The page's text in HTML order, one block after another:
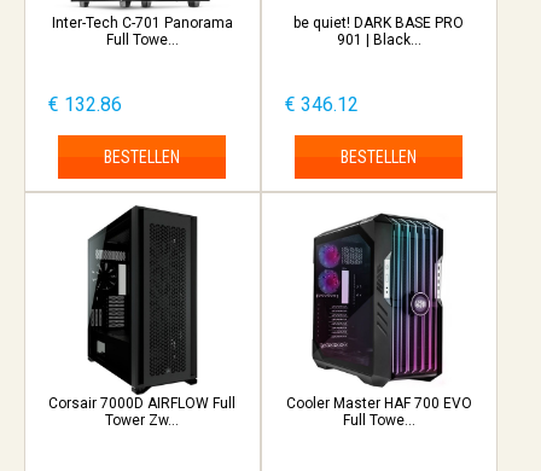
Inter-Tech C-701 Panorama
Full Towe...
€ 132.86
BESTELLEN
be quiet! DARK BASE PRO
901 | Black...
€ 346.12
BESTELLEN
Corsair 7000D AIRFLOW Full
Tower Zw...
Cooler Master HAF 700 EVO
Full Towe...